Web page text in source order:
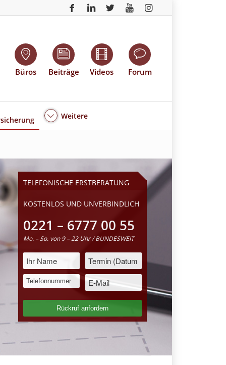
Büros Beiträge Videos Forum
Weitere
TELEFONISCHE ERSTBERATUNG
KOSTENLOS UND UNVERBINDLICH
0221 – 6777 00 55
Mo. – So. von 9 – 22 Uhr / BUNDESWEIT